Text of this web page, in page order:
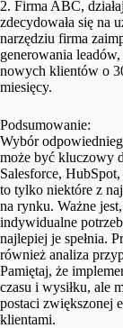
2. Firma ABC,
zdecydowała się na
narzędziu firma
generowania
nowych klientów o
miesięcy.
Podsumowanie:
Wybór
może być kluczowy
Salesforce,
to tylko niektóre z
na rynku. Ważne
indywidualne
najlepiej je spełnia.
również analiza
Pamiętaj, że
czasu i wysiłku, ale
postaci zwiększonej
klientami.